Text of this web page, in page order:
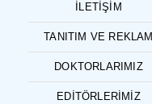
İLETIŞIM
TANITIM VE REKLAM
DOKTORLARIMIZ
EDITÖRLERIMIZ